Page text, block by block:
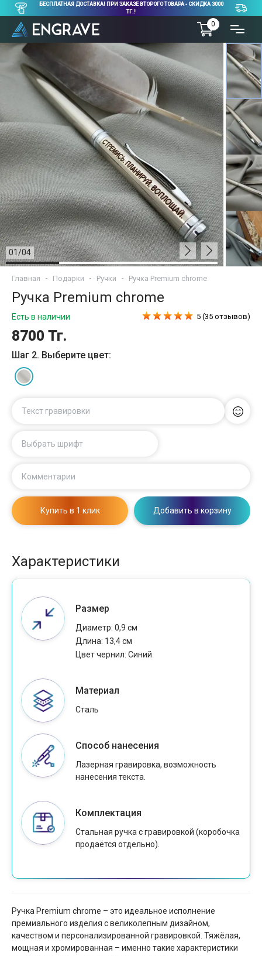
БЕСПЛАТНАЯ ДОСТАВКА! ПРИ ЗАКАЗЕ ВТОРОГО ТОВАРА - СКИДКА 3000
ТГ.!
0
01 /04
Главная Подарки Ручки Ручка Premium chrome
Ручка Premium chrome
Есть в наличии
8700 Тг.
5 (35 отзывов)
Шаг 2. Выберите цвет:
Текст гравировки
Выбрать шрифт
Комментарии
Купить в 1 клик Добавить в корзину
Характеристики
Размер
Диаметр: 0,9 см
Длина: 13,4 см
Цвет чернил: Cиний
Материал
Сталь
Способ нанесения
Лазерная гравировка, возможность
нанесения текста.
Комплектация
Стальная ручка с гравировкой (коробочка
продаётся отдельно).
Ручка Premium chrome – это идеальное исполнение
премиального изделия с великолепным дизайном,
качеством и персонализированной гравировкой. Тяжёлая,
мощная и хромированная – именно такие характеристики